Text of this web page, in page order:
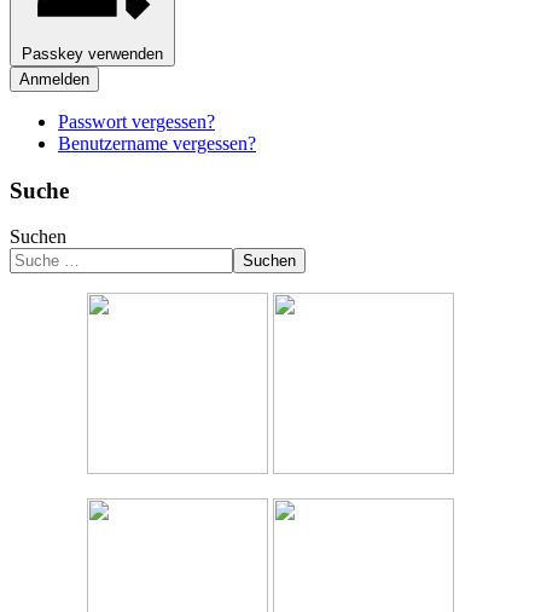
Passkey verwenden
Anmelden
Passwort vergessen?
Benutzername vergessen?
Suche
Suchen
Suchen